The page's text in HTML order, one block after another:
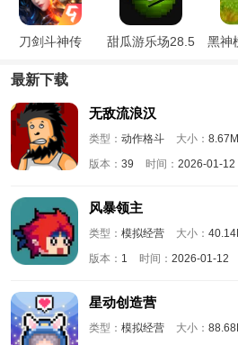
刀剑斗神传
甜瓜游乐场28.5
黑神
最新下载
无敌流浪汉
类型： 动作格斗 大小：
版本： 39 时间： 2026-01-12
风暴领主
类型： 模拟经营 大小：
版本： 1 时间： 2026-01-12
星动创造营
类型： 模拟经营 大小：